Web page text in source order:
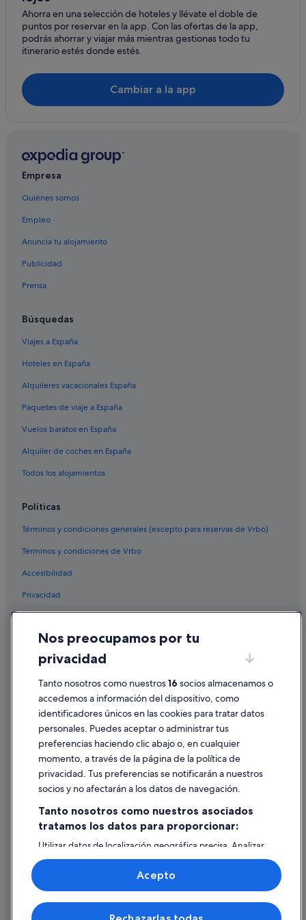
Hoteles para familias en Sarlat-la-Canéda
Hoteles de 4 estrellas en Sarlat-la-Canéda
Apartoteles en Sarlat-la-Canéda
Relais & Chateaux hoteles en Sarlat-la-Canéda
Hoteles boutique en Sarlat-la-Canéda
Hoteles de golf en Sarlat-la-Canéda
Hoteles de 3 estrellas en La Roque-Gageac
Hoteles de 5 estrellas en Sarlat-la-Canéda
Ahorra en una selección de hoteles y llévate el doble de
puntos por reservar en la app. Con las ofertas de la app,
podrás ahorrar y viajar más mientras gestionas todo tu
itinerario estés donde estés.
Cambiar a la app
Empresa
Quiénes somos
Empleo
Anuncia tu alojamiento
Publicidad
Prensa
Búsquedas
Viajes a España
Hoteles en España
Alquileres vacacionales España
Paquetes de viaje a España
Vuelos baratos en España
Alquiler de coches en España
Todos los alojamientos
Políticas
Términos y condiciones generales (excepto para reservas de Vrbo)
Términos y condiciones de Vrbo
Accesibilidad
Privacidad
Cookies
Condiciones de uso
Información legal/contacto
Pautas sobre el contenido y cómo denunciar contenido
Ayuda
Cancelar un vuelo
Cancelar una reserva de hotel o de un alquiler vacacional
Utilizar un cupón de Expedia
Documentos para viajes internacionales
© 2026 Expedia, Inc., una empresa de Expedia Group. Todos los
Nos preocupamos por tu
privacidad
Tanto nosotros como nuestros16 socios almacenamos o
accedemos a información del dispositivo, como
identificadores únicos en las cookies para tratar datos
personales. Puedes aceptar o administrar tus
preferencias haciendo clic abajo o, en cualquier
momento, a través de la página de la política de
privacidad. Tus preferencias se notificarán a nuestros
socios y no afectarán a los datos de navegación.
Tanto nosotros como nuestros asociados
tratamos los datos para proporcionar:
Utilizar datos de localización geográfica precisa. Analizar
activamente las características del dispositivo para su
identificación. Almacenar la información en un dispositivo
y/o acceder a ella. Publicidad y contenido personalizados,
medición de publicidad y contenido, investigación de
audiencia y desarrollo de servicios.
Acepto